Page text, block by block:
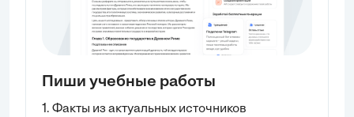
Пиши учебные работы
1. Факты из актуальных источников